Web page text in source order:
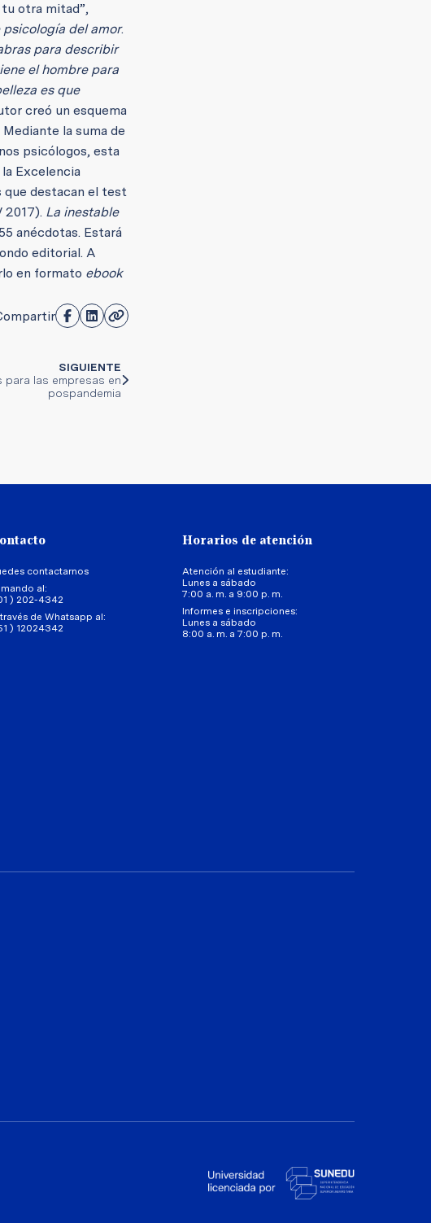
otra mitad”,
psicología del amor.
para describir
el hombre para
es que
creó un esquema
la suma de
psicólogos, esta
Excelencia
que destacan el test
2017). La inestable
anécdotas. Estará
editorial. A
en formato ebook
SIGUIENTE
las empresas en
pospandemia
contactarnos
al:
) 202-4342
de Whatsapp al:
) 12024342
Horarios de atención
Atención al estudiante:
Lunes a sábado
7:00 a. m. a 9:00 p. m.
Informes e inscripciones:
Lunes a sábado
8:00 a. m. a 7:00 p. m.